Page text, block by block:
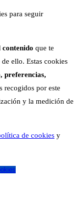
para seguir
que te
ello. Estas cookies
preferencias,
recogidos por este
y la medición de
de cookies y